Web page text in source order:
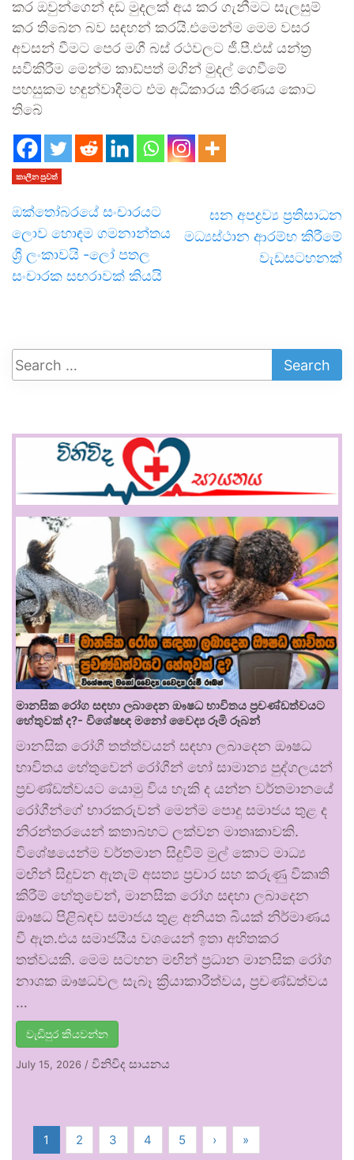
කර ඔවුන්ගෙන් දඩ මුදලක් අය කර ගැනීමට සැලසුම්
කර තිබෙන බව සඳහන් කරයි.එමෙන්ම මෙම වසර
අවසන් වීමට පෙර මගී බස් රථවලට ජී.පී.එස් යන්ත්‍ර
සවිකිරීම මෙන්ම කාඩ්පත් මගින් මුදල් ගෙවීමේ
පහසුකම හඳුන්වාදීමට එම අධිකාරය තීරණය කොට
තිබේ
කාලීන පුවත්
ඔක්තෝබරයේ සංචාරයට
ලොව හොඳම ගමනාන්තය
ශ්‍රී ලංකාවයි -ලෝ පතල
සංචාරක සඟරාවක් කියයි
ඝන අපද්‍රව්‍ය ප්‍රතිසාධන
මධ්‍යස්ථාන ආරම්භ කිරීමේ
වැඩසටහනක්
මානසික රෝග සඳහා ලබාදෙන ඖෂධ භාවිතය ප්‍රචණ්ඩත්වයට
හේතුවක් ද?- විශේෂඥ මනෝ වෛද්‍ය රූමි රූබන්
මානසික රෝගී තත්ත්වයන් සඳහා ලබාදෙන ඖෂධ
භාවිතය හේතුවෙන් රෝගීන් හෝ සාමාන්‍ය පුද්ගලයන්
ප්‍රචණ්ඩත්වයට යොමු විය හැකි ද යන්න වර්තමානයේ
රෝගීන්ගේ භාරකරුවන් මෙන්ම පොදු සමාජය තුළ ද
නිරන්තරයෙන් කතාබහට ලක්වන මාතෘකාවකි.
විශේෂයෙන්ම වර්තමාන සිදුවීම් මුල් කොට මාධ්‍ය
මඟින් සිදුවන ඇතැම් අසත්‍ය ප්‍රචාර සහ කරුණු විකෘති
කිරීම් හේතුවෙන්, මානසික රෝග සඳහා ලබාදෙන
ඖෂධ පිළිබඳව සමාජය තුළ අනියත බියක් නිර්මාණය
වී ඇත.එය සමාජයීය වශයෙන් ඉතා අහිතකර
තත්වයකි. මෙම සටහන මඟින් ප්‍රධාන මානසික රෝග
නාශක ඖෂධවල සැබෑ ක්‍රියාකාරීත්වය, ප්‍රචණ්ඩත්වය
…
වැඩිපුර කියවන්න
July 15, 2026 / විනිවිද සායනය
1 2 3 4 5 › »